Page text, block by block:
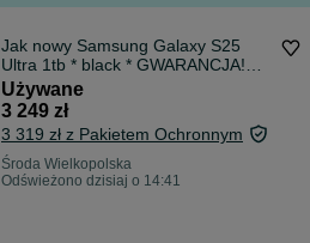
Jak nowy Samsung Galaxy S25
Ultra 1tb * black * GWARANCJA!
NAJTANIEJ!
Używane
3 249 zł
3 319 zł z Pakietem Ochronnym
Środa Wielkopolska
Odświeżono dzisiaj o 14:41